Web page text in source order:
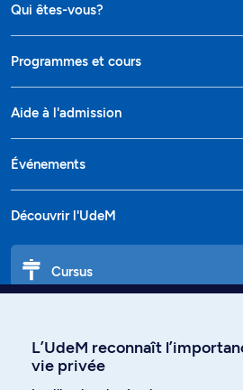
Qui êtes-vous?
Programmes et cours
Aide à l'admission
Événements
Découvrir l'UdeM
Cursus
L’UdeM reconnaît
vie privée